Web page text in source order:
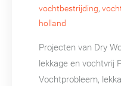
vochtbestrijding,
holland
Projecten van Dry
lekkage en vochtvrij
Vochtprobleem,